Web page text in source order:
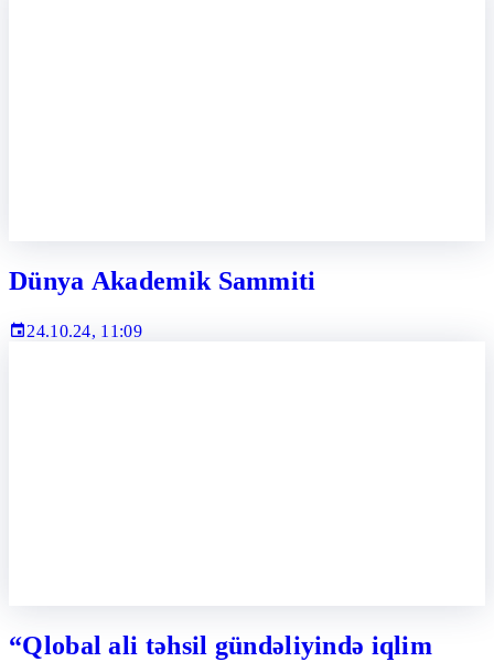
Dünya Akademik Sammiti
24.10.24, 11:09
“Qlobal ali təhsil gündəliyində iqlim